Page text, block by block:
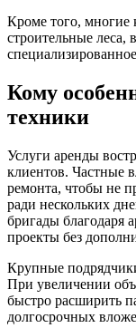
Кроме того, многие
строительные
Кому
техники
Услуги аренды
клиентов. Частные
ремонта, чтобы не
ради нескольких
бригады благодаря
проекты без
Крупные
При увеличении
быстро расширить
долгосрочных